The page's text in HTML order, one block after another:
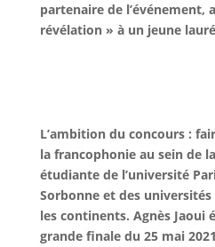
partenaire de l’événement,
révélation » à un jeune
L’ambition du concours :
la francophonie au sein de
étudiante de l’université
Sorbonne et des
les continents. Agnès Jaoui
grande finale du 25 mai